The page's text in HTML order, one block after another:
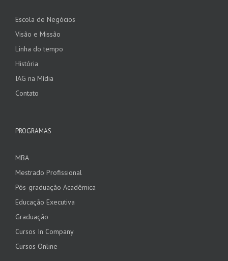
Escola de Negócios
Visão e Missão
Linha do tempo
História
IAG na Mídia
Contato
PROGRAMAS
MBA
Mestrado Profissional
Pós-graduação Acadêmica
Educação Executiva
Graduação
Cursos In Company
Cursos Online